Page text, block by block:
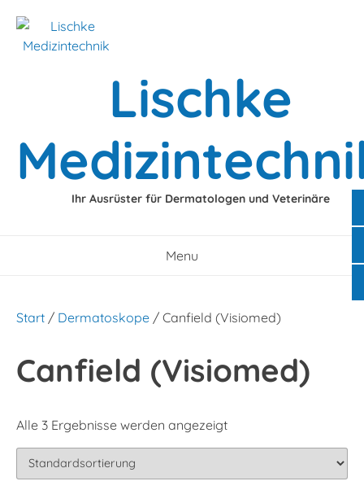
content
Lischke
Ihr Ausrüster für Dermatologen und Veterinäre
Menu
Start / Dermatoskope / Canfield (Visiomed)
Canfield (Visiomed)
Alle 3 Ergebnisse werden angezeigt